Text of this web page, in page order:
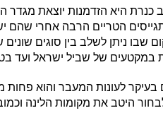
כנרת היא הזדמנות יוצאת מגדר
הטריים הרבה אחרי שהם
שבו ניתן לשלב בין סוגים
במקטעים של שביל ישראל ועד
לעונות המעבר והוא פחות
היטב את מקומות הלינה